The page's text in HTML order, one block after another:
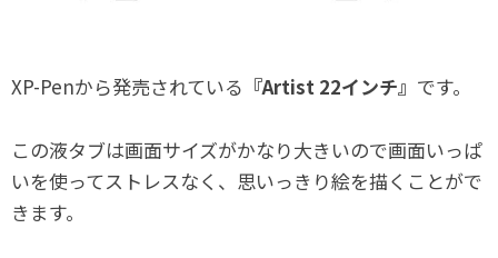
XP-Penから発売されている 『Artist 22インチ』 です。
この液タブは画面サイズがかなり大きいので画面いっぱ
いを使ってストレスなく、思いっきり絵を描くことがで
きます。